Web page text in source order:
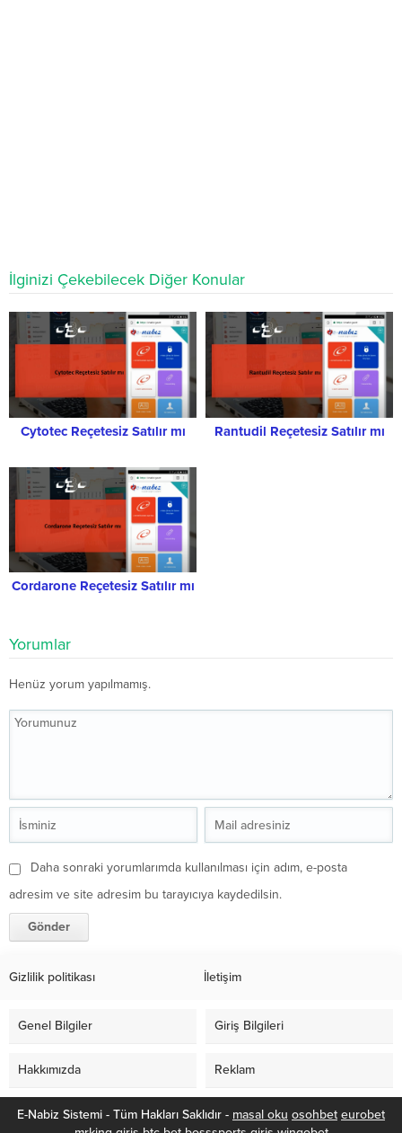
İlginizi Çekebilecek Diğer Konular
Cytotec Reçetesiz Satılır mı Rantudil Reçetesiz Satılır mı
Cordarone Reçetesiz Satılır mı
Yorumlar
Henüz yorum yapılmamış.
Daha sonraki yorumlarımda kullanılması için adım, e-posta
adresim ve site adresim bu tarayıcıya kaydedilsin.
Gizlilik politikası İletişim
Genel Bilgiler Giriş Bilgileri
Hakkımızda Reklam
E-Nabiz Sistemi - Tüm Hakları Saklıdır - masal oku osohbet eurobet